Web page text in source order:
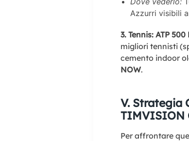
Azzurri visibili
3. Tennis: ATP
migliori tennisti
cemento indoor
NOW.
V. Strategia
TIMVISION
Per affrontare